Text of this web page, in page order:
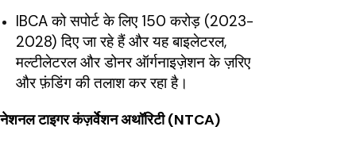
IBCA को सपोर्ट के लिए 150 करोड़ (2023-
2028) दिए जा रहे हैं और यह बाइलेटरल,
मल्टीलेटरल और डोनर ऑर्गनाइज़ेशन के ज़रिए
और फ़ंडिंग की तलाश कर रहा है।
नेशनल टाइगर कंज़र्वेशन अथॉरिटी (NTCA)